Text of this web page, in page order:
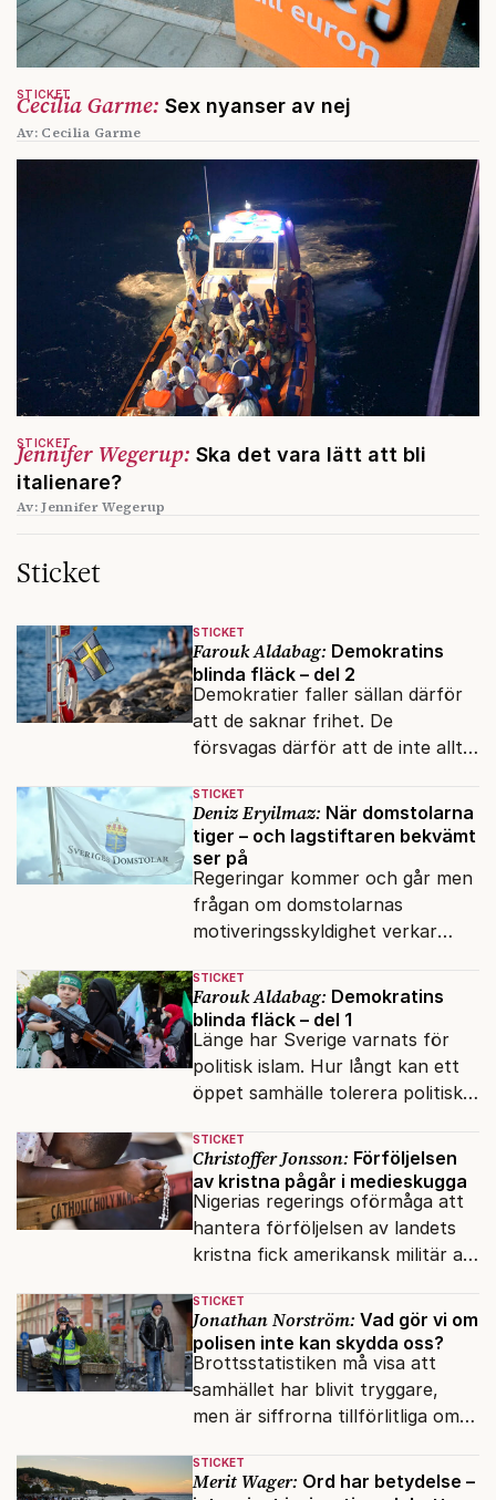
Cecilia Garme: Sex nyanser av nej
STICKET
Av: Cecilia Garme
Jennifer Wegerup: Ska det vara lätt att bli
italienare?
STICKET
Av: Jennifer Wegerup
Sticket
STICKET
Farouk Aldabag: Demokratins
blinda fläck – del 2
Demokratier faller sällan därför
att de saknar frihet. De
försvagas därför att de inte alltid
naivitet.
STICKET
Deniz Eryilmaz: När domstolarna
tiger – och lagstiftaren bekvämt
ser på
Regeringar kommer och går men
frågan om domstolarnas
motiveringsskyldighet verkar
dagordningen.
STICKET
Farouk Aldabag: Demokratins
blinda fläck – del 1
Länge har Sverige varnats för
politisk islam. Hur långt kan ett
öppet samhälle tolerera politiska
inifrån?
STICKET
Christoffer Jonsson: Förföljelsen
av kristna pågår i medieskugga
Nigerias regerings oförmåga att
hantera förföljelsen av landets
kristna fick amerikansk militär att
milisen.
STICKET
Jonathan Norström: Vad gör vi om
polisen inte kan skydda oss?
Brottsstatistiken må visa att
samhället har blivit tryggare,
men är siffrorna tillförlitliga om
anmäla brott?
STICKET
Merit Wager: Ord har betydelse –